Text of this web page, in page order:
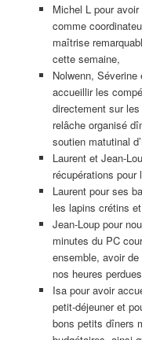
Michel L pour
comme
maîtrise
cette semaine,
Nolwenn,
accueillir les
directement sur
relâche organisé
soutien matutinal
Laurent et Jean-
récupérations
Laurent pour ses
les lapins crétins
Jean-Loup pour
minutes du PC
ensemble, avoir
nos heures
Isa pour avoir
petit-déjeuner et
bons petits dîners